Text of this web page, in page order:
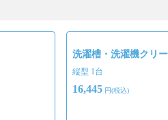
洗濯槽・洗濯機クリ
縦型 1台
16,445 円(税込)